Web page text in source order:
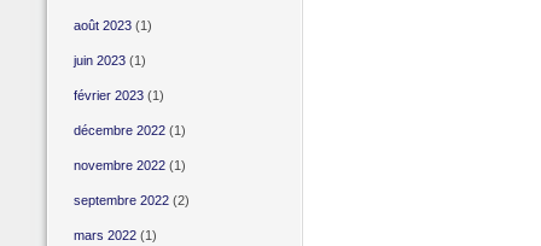
août 2023(1)
juin 2023(1)
février 2023(1)
décembre 2022(1)
novembre 2022(1)
septembre 2022(2)
mars 2022(1)